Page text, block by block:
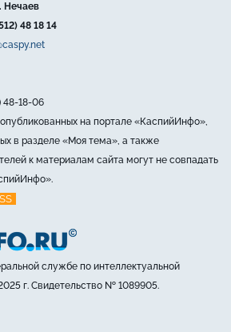
Нечаев
48 18 14
48-18-06
на портале «КаспийИнфо»,
в разделе «Моя тема», а также
к материалам сайта могут не совпадать
службе по интеллектуальной
г. Свидетельство № 1089905.